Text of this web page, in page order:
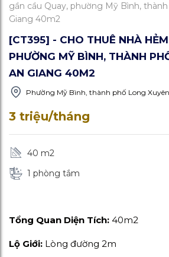
gần cầu Quay, phường Mỹ Bình,
Giang 40m2
[CT395] - CHO THUÊ NHÀ
PHƯỜNG MỸ BÌNH, THÀNH
AN GIANG 40M2
Phường Mỹ Bình, thành phố Long Xuyên
3 triệu/tháng
40 m2
1 phòng tắm
Tổng Quan Diện Tích: 40m2
Lộ Giới: Lòng đường 2m